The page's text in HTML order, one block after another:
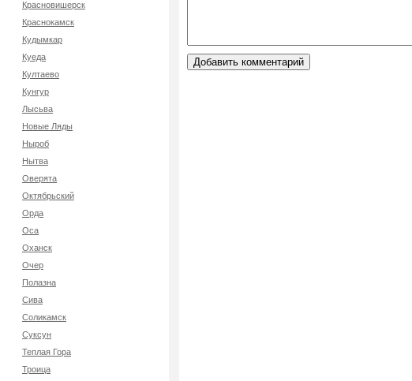
Красновишерск
Краснокамск
Кудымкар
Куеда
Култаево
Кунгур
Лысьва
Новые Ляды
Ныроб
Нытва
Оверята
Октябрьский
Орда
Оса
Оханск
Очер
Полазна
Сива
Соликамск
Суксун
Теплая Гора
Троица